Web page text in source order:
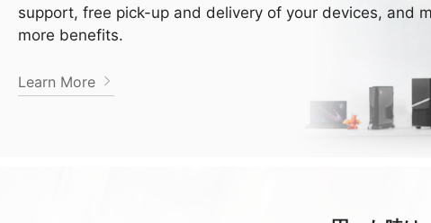
support, free pick-up and delivery of your devices, and
more benefits.
Learn More